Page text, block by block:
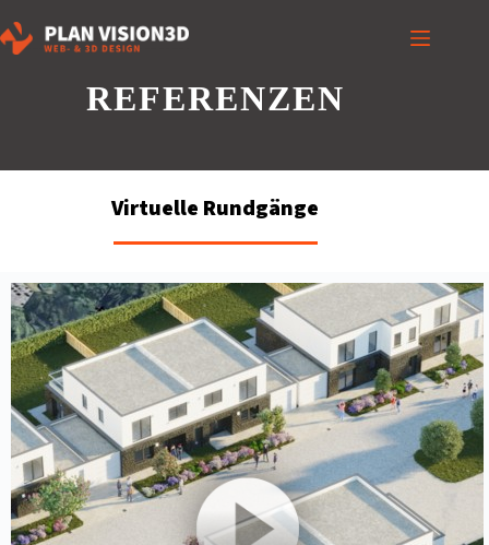
REFERENZEN
Virtuelle Rundgänge